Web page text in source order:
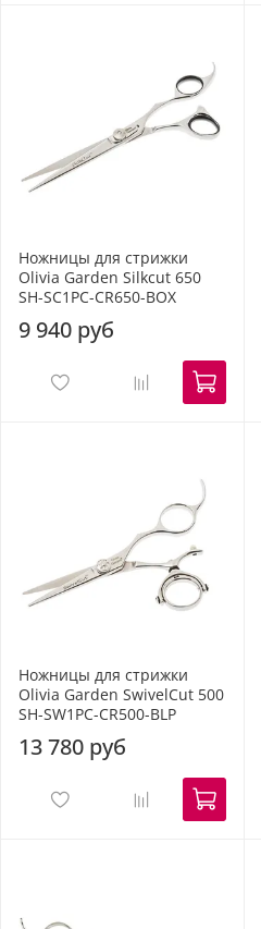
Ножницы для стрижки
Olivia Garden Silkcut 650
SH-SC1PC-CR650-BOX
9 940 руб
Ножницы для стрижки
Olivia Garden SwivelCut 500
SH-SW1PC-CR500-BLP
13 780 руб